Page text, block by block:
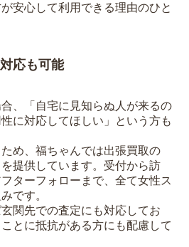
安心して利用できる理由のひと
応も可能
、「自宅に見知らぬ人が来るの
に対応してほしい」という方も
め、福ちゃんでは出張買取の
を提供しています。受付から訪
ターフォローまで、全て女性ス
です。
関先での査定にも対応してお
とに抵抗がある方にも配慮して